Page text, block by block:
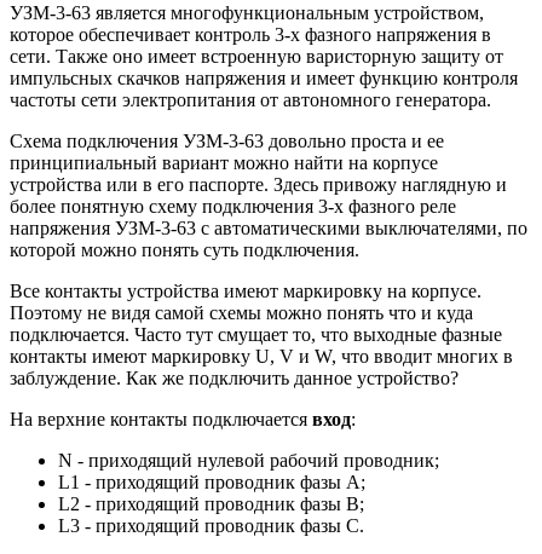
УЗМ-3-63 является многофункциональным устройством,
которое обеспечивает контроль 3-х фазного напряжения в
сети. Также оно имеет встроенную варисторную защиту от
импульсных скачков напряжения и имеет функцию контроля
частоты сети электропитания от автономного генератора.
Схема подключения УЗМ-3-63 довольно проста и ее
принципиальный вариант можно найти на корпусе
устройства или в его паспорте. Здесь привожу наглядную и
более понятную схему подключения 3-х фазного реле
напряжения УЗМ-3-63 с автоматическими выключателями, по
которой можно понять суть подключения.
Все контакты устройства имеют маркировку на корпусе.
Поэтому не видя самой схемы можно понять что и куда
подключается. Часто тут смущает то, что выходные фазные
контакты имеют маркировку U, V и W, что вводит многих в
заблуждение. Как же подключить данное устройство?
На верхние контакты подключается вход:
N - приходящий нулевой рабочий проводник;
L1 - приходящий проводник фазы A;
L2 - приходящий проводник фазы B;
L3 - приходящий проводник фазы C.